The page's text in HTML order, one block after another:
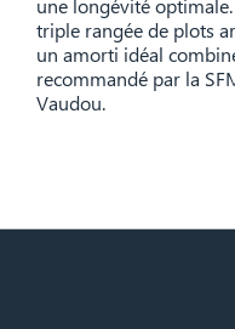
une longévité
triple rangée de plots
un amorti idéal
recommandé par la
Vaudou.